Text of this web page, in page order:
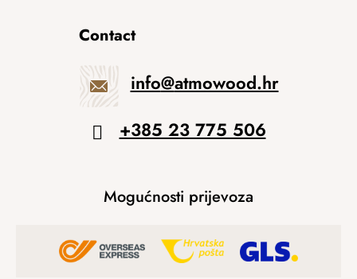
Contact
info@atmowood.hr
+385 23 775 506
Mogućnosti prijevoza